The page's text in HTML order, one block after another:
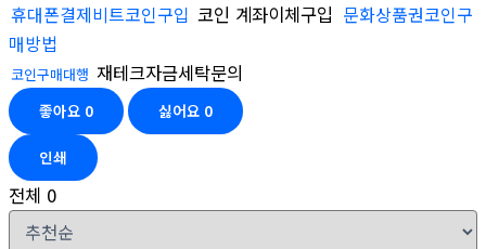
휴대폰결제비트코인구입 코인 계좌이체구입 문화상품권코인구
매방법
코인구매대행 재테크자금세탁문의
좋아요 0 싫어요 0
인쇄
전체 0